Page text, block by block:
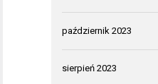
październik 2023
sierpień 2023